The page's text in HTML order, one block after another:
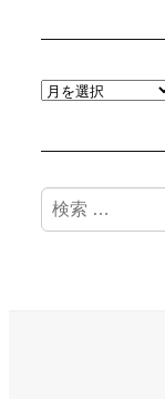
ア
ブ
検
索